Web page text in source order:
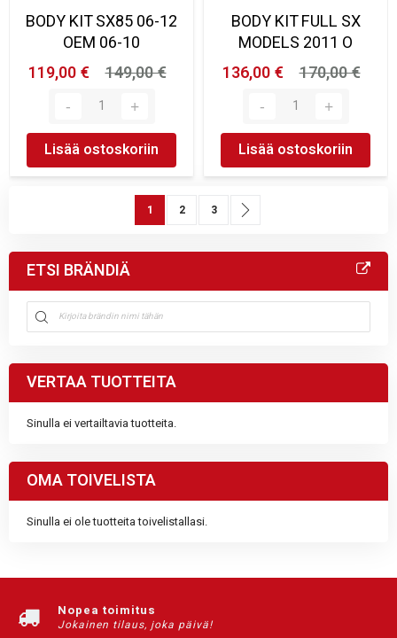
BODY KIT SX85 06-12
OEM 06-10
119,00 €
149,00 €
Lisää ostoskoriin
BODY KIT FULL SX
MODELS 2011 O
136,00 €
170,00 €
Lisää ostoskoriin
SivuYou're currently reading page
1 Sivu
2 Sivu
3
ETSI BRÄNDIÄ
VERTAA TUOTTEITA
Sinulla ei vertailtavia tuotteita.
OMA TOIVELISTA
Sinulla ei ole tuotteita toivelistallasi.
Nopea toimitus
Jokainen tilaus, joka päivä!